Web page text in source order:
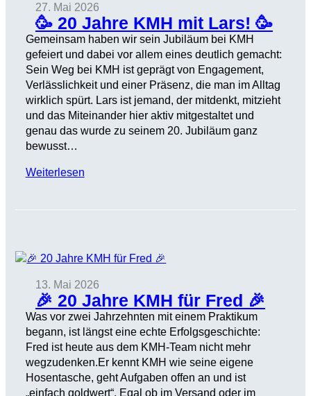
27. Mai 2026
🥳 20 Jahre KMH mit Lars! 🥳
Gemeinsam haben wir sein Jubiläum bei KMH
gefeiert und dabei vor allem eines deutlich gemacht:
Sein Weg bei KMH ist geprägt von Engagement,
Verlässlichkeit und einer Präsenz, die man im Alltag
wirklich spürt. Lars ist jemand, der mitdenkt, mitzieht
und das Miteinander hier aktiv mitgestaltet und
genau das wurde zu seinem 20. Jubiläum ganz
bewusst…
Weiterlesen
13. Mai 2026
🎉 20 Jahre KMH für Fred 🎉
Was vor zwei Jahrzehnten mit einem Praktikum
begann, ist längst eine echte Erfolgsgeschichte:
Fred ist heute aus dem KMH-Team nicht mehr
wegzudenken.Er kennt KMH wie seine eigene
Hosentasche, geht Aufgaben offen an und ist
„einfach goldwert“. Egal ob im Versand oder im